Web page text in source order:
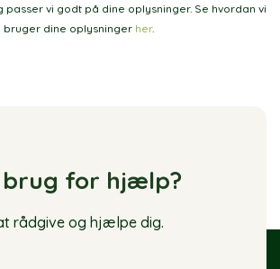
passer vi godt på dine oplysninger. Se hvordan vi
bruger dine oplysninger her.
brug for hjælp?
rådgive og hjælpe dig.